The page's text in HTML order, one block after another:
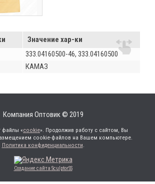
Значение хар-ки
333.04160500-46, 333.04160500
КАМАЗ
Компания Оптовик © 2019
файлы «cookie». Продолжив работу с сайтом, Вы
cookie-файлов на Вашем компьютере.
Политика конфиденциальности.
Создание сайта SculptorSS